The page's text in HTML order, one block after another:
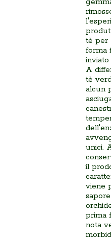
tè per
forma
A
tè
alcun
unici.
il
viene
prima
nota